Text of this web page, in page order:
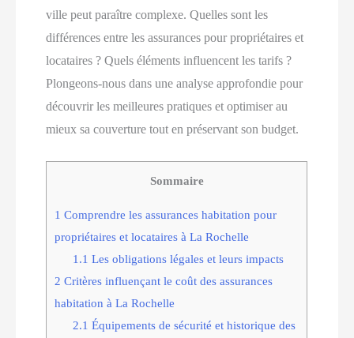
ville peut paraître complexe. Quelles sont les
différences entre les assurances pour propriétaires et
locataires ? Quels éléments influencent les tarifs ?
Plongeons-nous dans une analyse approfondie pour
découvrir les meilleures pratiques et optimiser au
mieux sa couverture tout en préservant son budget.
Sommaire
1 Comprendre les assurances habitation pour
propriétaires et locataires à La Rochelle
1.1 Les obligations légales et leurs impacts
2 Critères influençant le coût des assurances
habitation à La Rochelle
2.1 Équipements de sécurité et historique des